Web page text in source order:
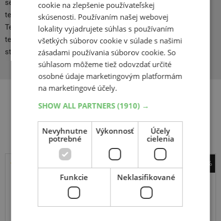
sérii náročných testov, ktoré Volkswagen uskutočnil na
testovacích tratiach Continentalu v Nemecku, americkom
Texase a Mexiku. Kumho, ako jeden z mála výrobcov zvláda
technológiu výroby leteckých pneumatík, a to ako pre stíhacie
stroje F 16, tak aj pre Boeingy 747.
Súvisiace produkty
-45%
Pirelli
255 40 R19
100Y
cookie na zlepšenie používateľskej
skúsenosti. Používaním našej webovej
lokality vyjadrujete súhlas s používaním
všetkých súborov cookie v súlade s našimi
zásadami používania súborov cookie. So
súhlasom môžeme tiež odovzdať určité
osobné údaje marketingovým platformám
na marketingové účely.
SHOW ALL PARTNERS(1910) →
Nevyhnutne
potrebné
Výkonnosť
Účely
cielenia
Funkcie Neklasifikované